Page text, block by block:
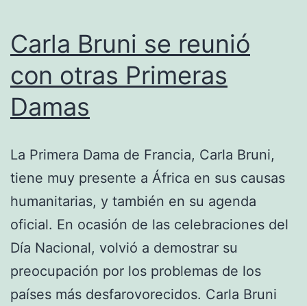
Carla Bruni se reunió
con otras Primeras
Damas
La Primera Dama de Francia, Carla Bruni,
tiene muy presente a África en sus causas
humanitarias, y también en su agenda
oficial. En ocasión de las celebraciones del
Día Nacional, volvió a demostrar su
preocupación por los problemas de los
países más desfarovorecidos. Carla Bruni